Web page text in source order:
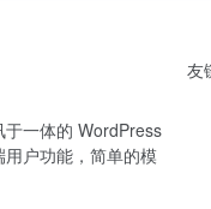
一体的 WordPress
户功能，简单的模
友